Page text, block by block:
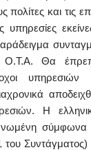
και τις
υπηρεσίες
Θα
Η
Συντάγματος)